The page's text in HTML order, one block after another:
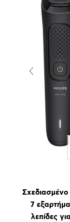
Σχεδιασμένο
7
λεπίδες